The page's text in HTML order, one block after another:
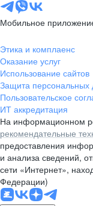
Мобильное
Этика и комплаенс
Оказание услуг
Использование сайтов
Защита персональных
Пользовательское
ИТ аккредитация
На информационном
рекомендательные
предоставления
и анализа сведений,
сети «Интернет»,
Федерации)